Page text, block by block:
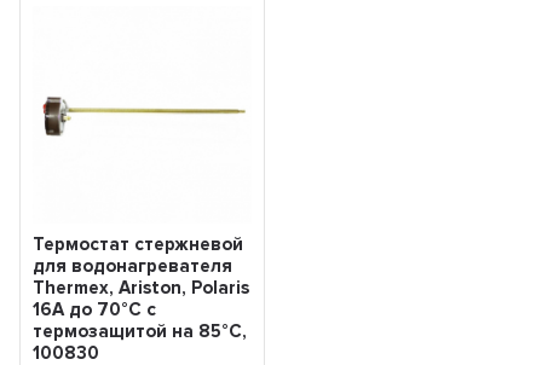
Термостат стержневой
для водонагревателя
Thermex, Ariston, Polaris
16A до 70°С с
термозащитой на 85°С,
100830